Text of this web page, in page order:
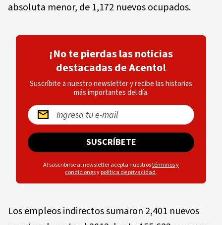
absoluta menor, de 1,172 nuevos ocupados.
¡No te pierdas las noticias
destacadas de Acento!
Suscríbite a nuestro newsletter y recibe las historias
más importantes del día.
SUSCRÍBETE
Al suscribirse al newsletter acepta nuestrostérminos y
condicionesypolítica de privacidad.
Los empleos indirectos sumaron 2,401 nuevos